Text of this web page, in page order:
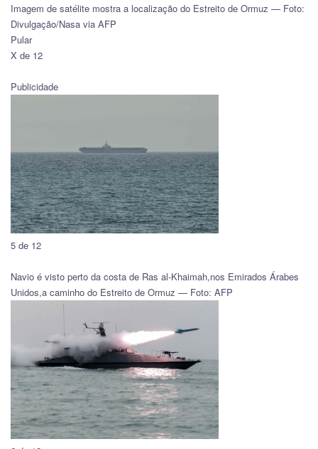
Imagem de satélite mostra a localização do Estreito de Ormuz — Foto:
Divulgação/Nasa via AFP
Pular
X de 12
Publicidade
5 de 12
Navio é visto perto da costa de Ras al-Khaimah,nos Emirados Árabes
Unidos,a caminho do Estreito de Ormuz — Foto: AFP